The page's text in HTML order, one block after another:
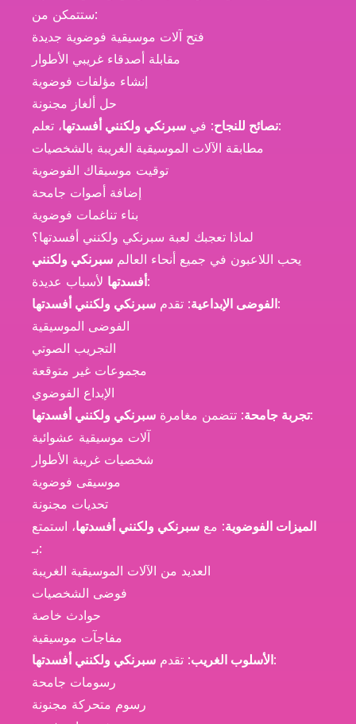
ستتمكن من:
فتح آلات موسيقية فوضوية جديدة
مقابلة أصدقاء غريبي الأطوار
إنشاء مؤلفات فوضوية
حل ألغاز مجنونة
نصائح للنجاح: في سبرنكي ولكنني أفسدتها
، تعلم:
مطابقة الآلات الموسيقية الغريبة بالشخصيات
توقيت موسيقاك الفوضوية
إضافة أصوات جامحة
بناء تناغمات فوضوية
لماذا تعجبك لعبة سبرنكي ولكنني أفسدتها؟
يحب اللاعبون في جميع أنحاء العالم سبرنكي ولكنني
أفسدتهالأسباب عديدة:
الفوضى الإبداعية: تقدم سبرنكي ولكنني أفسدتها
:
الفوضى الموسيقية
التجريب الصوتي
مجموعات غير متوقعة
الإبداع الفوضوي
تجربة جامحة: تتضمن مغامرة سبرنكي ولكنني أفسدتها
:
آلات موسيقية عشوائية
شخصيات غريبة الأطوار
موسيقى فوضوية
تحديات مجنونة
الميزات الفوضوية: مع سبرنكي ولكنني أفسدتها، استمتع
بـ:
العديد من الآلات الموسيقية الغريبة
فوضى الشخصيات
حوادث خاصة
مفاجآت موسيقية
الأسلوب الغريب: تقدم سبرنكي ولكنني أفسدتها
:
رسومات جامحة
رسوم متحركة مجنونة